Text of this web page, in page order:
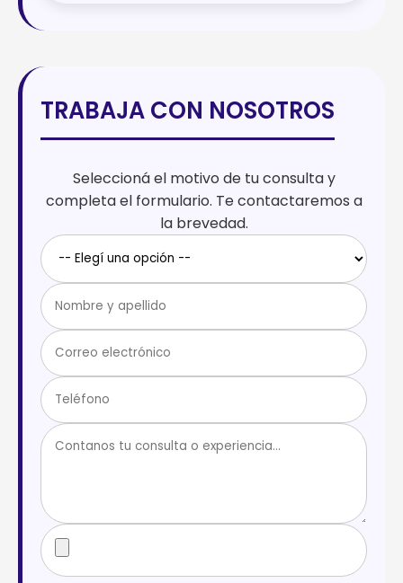
TRABAJA CON NOSOTROS
Seleccioná el motivo de tu consulta y
completa el formulario. Te contactaremos a
la brevedad.